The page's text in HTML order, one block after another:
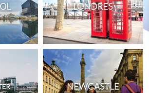
LONDRES
NEWCASTLE